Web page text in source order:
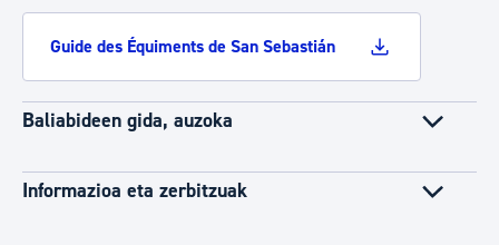
Guide des Équiments de San Sebastián
Baliabideen gida, auzoka
Informazioa eta zerbitzuak